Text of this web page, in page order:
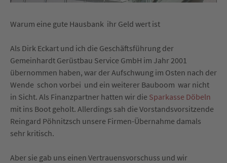
Warum eine gute Hausbank ihr Geld wert ist
Als Dirk Eckart und ich die Geschäftsführung der
Gemeinhardt Gerüstbau Service GmbH im Jahr 2001
übernommen haben, war der Aufschwung im Osten nach der
Wende schon vorbei und ein weiterer Bauboom war nicht
in Sicht. Als Finanzpartner hatten wir die Sparkasse Döbeln
mit ins Boot geholt. Allerdings sah die Vorstandsvorsitzende
Reingard Pöhnitzsch unsere Firmen-Übernahme damals
sehr kritisch.
Aber sie gab uns einen Vertrauensvorschuss und wir